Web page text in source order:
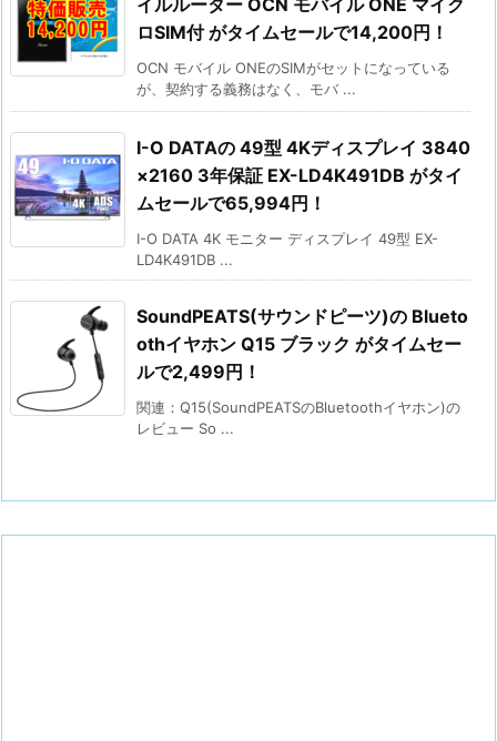
イルルーター OCN モバイル ONE マイク
ロSIM付 がタイムセールで14,200円！
OCN モバイル ONEのSIMがセットになっている
が、契約する義務はなく、モバ ...
I-O DATAの 49型 4Kディスプレイ 3840
×2160 3年保証 EX-LD4K491DB がタイ
ムセールで65,994円！
I-O DATA 4K モニター ディスプレイ 49型 EX-
LD4K491DB ...
SoundPEATS(サウンドピーツ)の Blueto
othイヤホン Q15 ブラック がタイムセー
ルで2,499円！
関連：Q15(SoundPEATSのBluetoothイヤホン)の
レビュー So ...